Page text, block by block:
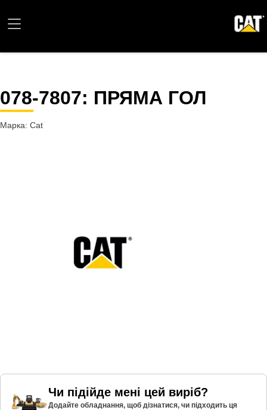
078-7807: ПРЯМА ГОЛ
Марка: Cat
Чи підійде мені цей виріб?
Додайте обладнання, щоб дізнатися, чи підходить ця